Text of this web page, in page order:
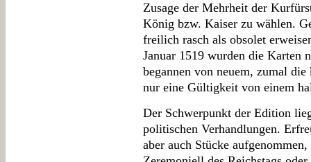
Zusage der Mehrheit der
König bzw. Kaiser zu wählen.
freilich rasch als obsolet
Januar 1519 wurden die Karten
begannen von neuem, zumal
nur eine Gültigkeit von einem
Der Schwerpunkt der Edition
politischen Verhandlungen.
aber auch Stücke